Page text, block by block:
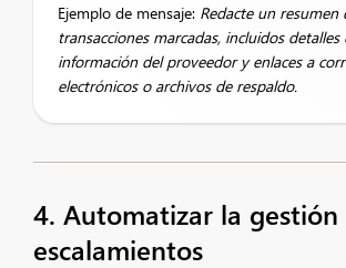
Ejemplo de mensaje: Redacte un resumen
transacciones marcadas, incluidos detalles
información del proveedor y enlaces a
electrónicos o archivos de respaldo.
4. Automatizar la gestión
escalamientos